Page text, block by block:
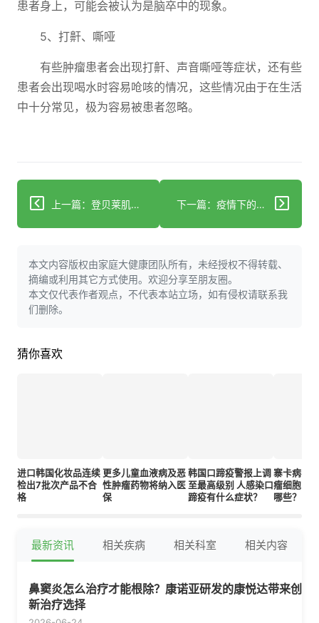
患者身上，可能会被认为是脑卒中的现象。
5、打鼾、嘶哑
有些肿瘤患者会出现打鼾、声音嘶哑等症状，还有些
患者会出现喝水时容易呛咳的情况，这些情况由于在生活
中十分常见，极为容易被患者忽略。
上一篇：登贝莱肌腱断裂手术休战半年 肌腱断裂后还能复原吗？ 下一篇：疫情下的主动脉手术 CCU多学科联合为七旬老人治疗重度主动脉狭窄
本文内容版权由家庭大健康团队所有，未经授权不得转载、
摘编或利用其它方式使用。欢迎分享至朋友圈。
本文仅代表作者观点，不代表本站立场，如有侵权请联系我
们删除。
猜你喜欢
进口韩国化妆品连续
检出7批次产品不合
格
更多儿童血液病及恶
性肿瘤药物将纳入医
保
韩国口蹄疫警报上调
至最高级别 人感染口
蹄疫有什么症状？
寨卡病毒
瘤细胞 脑
哪些？
最新资讯 相关疾病 相关科室 相关内容
鼻窦炎怎么治疗才能根除？康诺亚研发的康悦达带来创
新治疗选择